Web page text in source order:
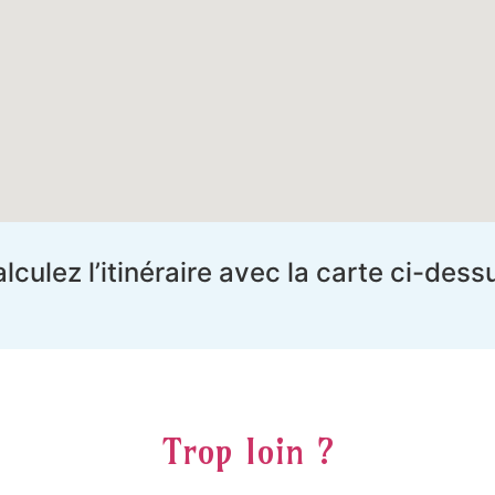
l’itinéraire avec la carte ci-
Trop loin ?